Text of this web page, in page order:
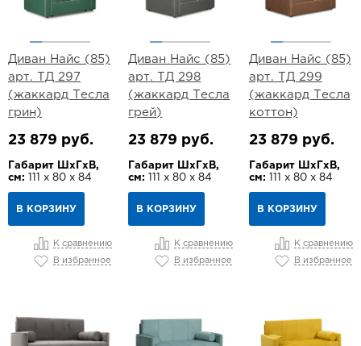
Диван Найс (85)
арт. ТД 297
(жаккард Тесла
грин)
23 879 руб.
Габарит ШхГхВ,
см: 111 х 80 х 84
В КОРЗИНУ
К сравнению
В избранное
Диван Найс (85)
арт. ТД 298
(жаккард Тесла
грей)
23 879 руб.
Габарит ШхГхВ,
см:
111 х 80 х 84
В КОРЗИНУ
К сравнению
В избранное
Диван Найс (85)
арт. ТД 299
(жаккард Тесла
коттон)
23 879 руб.
Габарит ШхГхВ,
см: 111 х 80 х 84
В КОРЗИНУ
К сравнению
В избранное